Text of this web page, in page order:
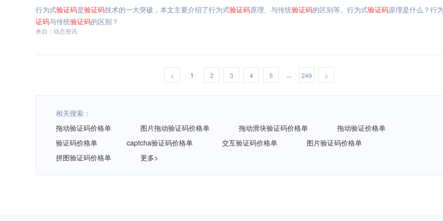
行为式验证码是验证码技术的一大突破，本文主要介绍了行为式验证码原理、与传统验证码的区别等。行为式验证码原理是什么？行
证码与传统验证码的区别？
来自：动态资讯
< 1 2 3 4 5 ... 249 >
相关搜索：
拖动验证码价格单
图片拖动验证码价格单 拖动滑块验证码价格单
拖动验证价格单
验证码价格单
captcha验证码价格单 交互验证码价格单
图片验证码价格单
拼图验证码价格单
更多>